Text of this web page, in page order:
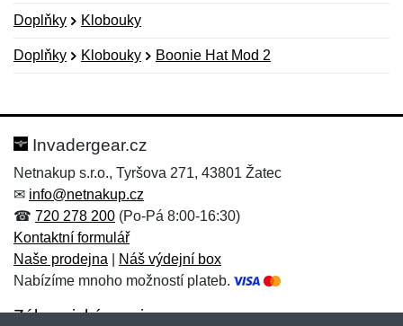
Doplňky Klobouky
Doplňky Klobouky Boonie Hat Mod 2
Hodnocení:
Jméno: *
Jméno:
E-mail:*
Invadergear.cz
Netnakup s.r.o., Tyršova 271, 43801 Žatec
✉ info@netnakup.cz
☎ 720 278 200 (Po-Pá 8:00-16:30)
Kontaktní formulář
Naše prodejna
Náš výdejní box
Nabízíme mnoho možností plateb.
Zákaznický servis